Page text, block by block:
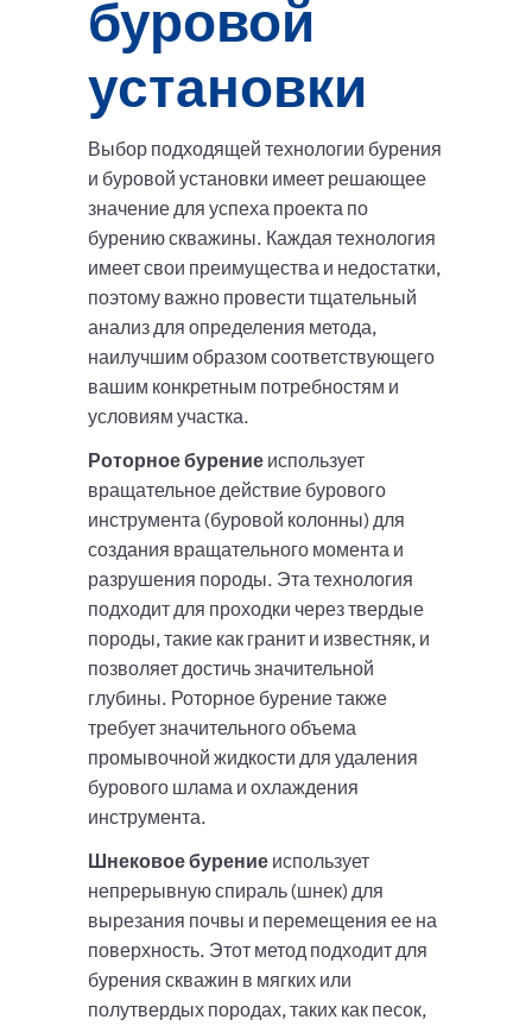
буровой
установки
Выбор подходящей технологии бурения
и буровой установки имеет решающее
значение для успеха проекта по
бурению скважины. Каждая технология
имеет свои преимущества и недостатки,
поэтому важно провести тщательный
анализ для определения метода,
наилучшим образом соответствующего
вашим конкретным потребностям и
условиям участка.
Роторное бурение использует
вращательное действие бурового
инструмента (буровой колонны) для
создания вращательного момента и
разрушения породы. Эта технология
подходит для проходки через твердые
породы, такие как гранит и известняк, и
позволяет достичь значительной
глубины. Роторное бурение также
требует значительного объема
промывочной жидкости для удаления
бурового шлама и охлаждения
инструмента.
Шнековое бурение использует
непрерывную спираль (шнек) для
вырезания почвы и перемещения ее на
поверхность. Этот метод подходит для
бурения скважин в мягких или
полутвердых породах, таких как песок,